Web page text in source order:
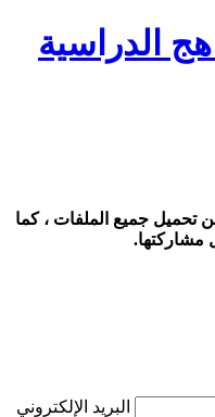
الدراسية
تحميل جميع الملفات ، كما
مشاركتها.
البريد الإلكتروني